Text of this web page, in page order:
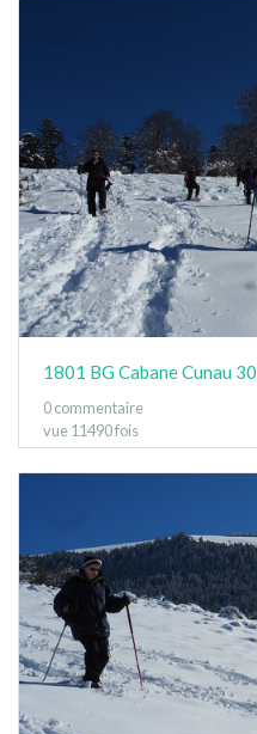
1801 BG Cabane Cunau 30
0 commentaire
vue 11490 fois